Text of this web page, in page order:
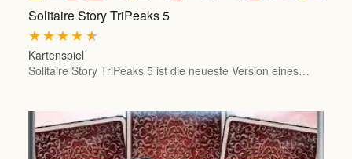
Solitaire Story TriPeaks 5
★
★
★
★
★
Kartenspiel
Solitaire Story TriPeaks 5 ist die neueste Version eines…